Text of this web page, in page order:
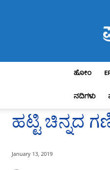
ಹೋಂ
ನದಿಗಳು
ಹಟ್ಟಿ ಚಿನ್ನದ
January 13, 2019